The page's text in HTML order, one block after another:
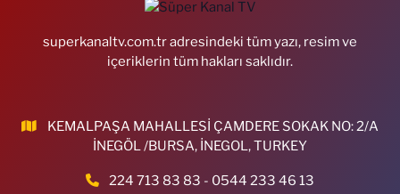
superkanaltv.com.tr adresindeki tüm yazı, resim ve
içeriklerin tüm hakları saklıdır.
KEMALPAŞA MAHALLESİ ÇAMDERE SOKAK NO: 2/A
İNEGÖL /BURSA, İNEGOL, TURKEY
224 713 83 83 - 0544 233 46 13